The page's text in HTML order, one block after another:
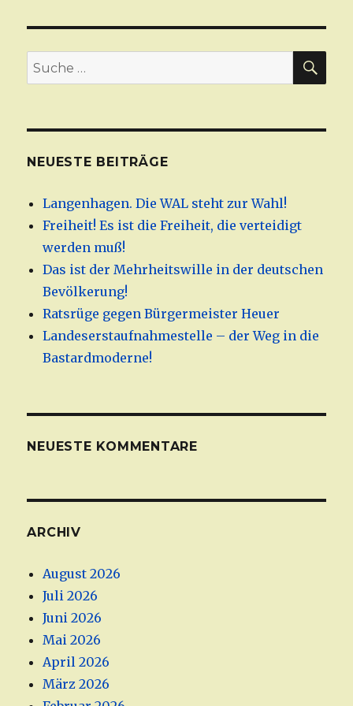
Immigration
kein
Suche
nach:
NEUESTE BEITRÄGE
Langenhagen. Die WAL steht zur Wahl!
Freiheit! Es ist die Freiheit, die verteidigt
werden muß!
Das ist der Mehrheitswille in der deutschen
Bevölkerung!
Ratsrüge gegen Bürgermeister Heuer
Landeserstaufnahmestelle – der Weg in die
Bastardmoderne!
NEUESTE KOMMENTARE
ARCHIV
August 2026
Juli 2026
Juni 2026
Mai 2026
April 2026
März 2026